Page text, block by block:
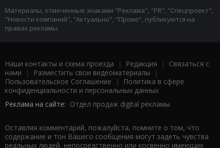
Материалы, отмеченные знаками "Реклама", "PR", "Спецпроект",
"Новости компаний", "Актуально", "Промо", публикуются на
правах рекламы.
Наши контакты и схема проезда | Редакция | Связаться с
нами | Разместить свои видеоматериалы |
Пользовательское Соглашение |
Политика в сфере
конфиденциальности и персональных данных
Реклама на сайте: Отдел продаж digital рекламы
Оставляя комментарий, пожалуйста, помните о том, что
содержание и тон Вашего сообщения могут задеть чувства
реальных людей, непосредственно или косвенно имеющих